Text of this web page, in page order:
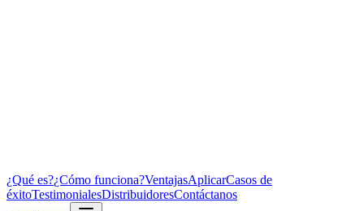
¿Qué es?¿Cómo funciona?VentajasAplicarCasos de
éxitoTestimonialesDistribuidoresContáctanos